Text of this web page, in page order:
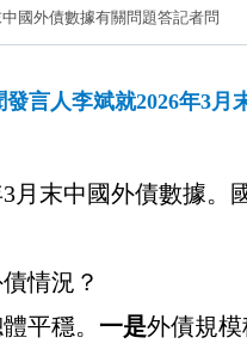
國外債數據有關問題答記者問
言人李斌就2026年3月
3月末中國外債數據。
情況？
平穩。 一是外債規